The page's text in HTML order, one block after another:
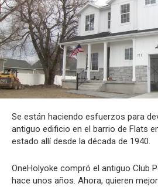
Se están haciendo esfuerzos para
antiguo edificio en el barrio de Flats
estado allí desde la década de 1940.
OneHolyoke compró el antiguo Club
hace unos años. Ahora, quieren